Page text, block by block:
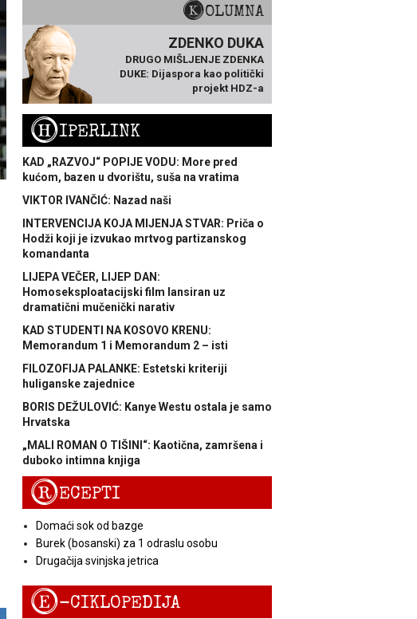
KOLUMNA
ZDENKO DUKA
DRUGO MIŠLJENJE ZDENKA
DUKE: Dijaspora kao politički
projekt HDZ-a
HIPERLINK
KAD „RAZVOJ“ POPIJE VODU: More pred
kućom, bazen u dvorištu, suša na vratima
VIKTOR IVANČIĆ: Nazad naši
INTERVENCIJA KOJA MIJENJA STVAR: Priča o
Hodži koji je izvukao mrtvog partizanskog
komandanta
LIJEPA VEČER, LIJEP DAN:
Homoseksploatacijski film lansiran uz
dramatični mučenički narativ
KAD STUDENTI NA KOSOVO KRENU:
Memorandum 1 i Memorandum 2 – isti
FILOZOFIJA PALANKE: Estetski kriteriji
huliganske zajednice
BORIS DEŽULOVIĆ: Kanye Westu ostala je samo
Hrvatska
„MALI ROMAN O TIŠINI“: Kaotična, zamršena i
duboko intimna knjiga
RECEPTI
Domaći sok od bazge
Burek (bosanski) za 1 odraslu osobu
Drugačija svinjska jetrica
E-CIKLOPEDIJA